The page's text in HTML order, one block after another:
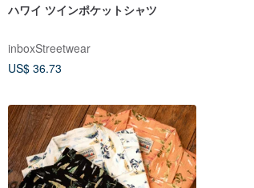
ハワイ ツインポケットシャツ
inboxStreetwear
US$ 36.73